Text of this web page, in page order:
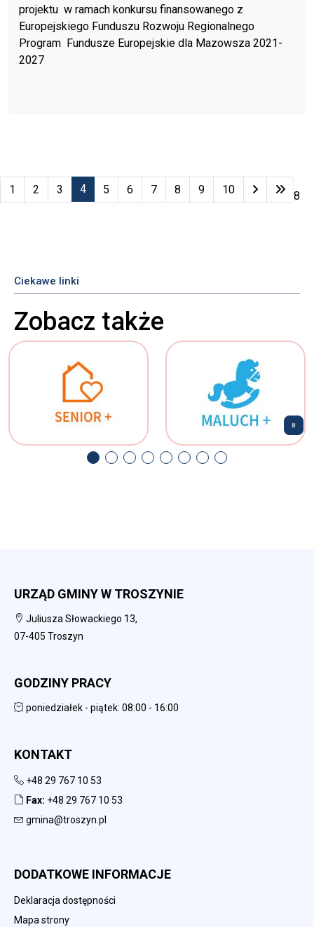
projektu w ramach konkursu finansowanego z
Europejskiego Funduszu Rozwoju Regionalnego
Program Fundusze Europejskie dla Mazowsza 2021-
2027
Strona 4 z 48
1 2 3 4 5 6 7 8 9 10
Ciekawe linki
Zobacz także
URZĄD GMINY W TROSZYNIE
Juliusza Słowackiego 13,
07-405 Troszyn
GODZINY PRACY
poniedziałek - piątek: 08:00 - 16:00
KONTAKT
+48 29 767 10 53
Fax: +48 29 767 10 53
gmina@troszyn.pl
DODATKOWE INFORMACJE
Deklaracja dostępności
Mapa strony